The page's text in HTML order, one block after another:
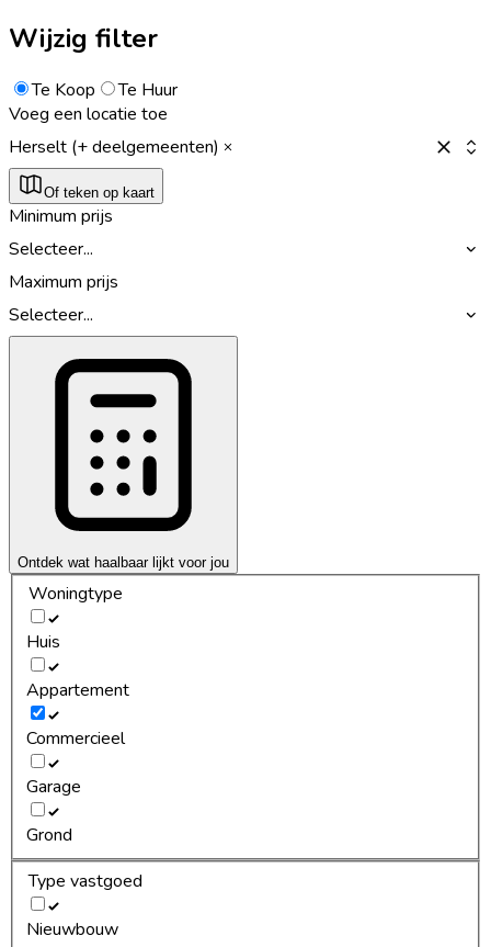
Wijzig filter
Te Koop
Te Huur
Voeg een locatie toe
Herselt (+ deelgemeenten)
Of teken op kaart
Minimum prijs
Selecteer...
Maximum prijs
Selecteer...
Ontdek wat haalbaar lijkt voor jou
Woningtype
Huis
Appartement
Commercieel
Garage
Grond
Type vastgoed
Nieuwbouw